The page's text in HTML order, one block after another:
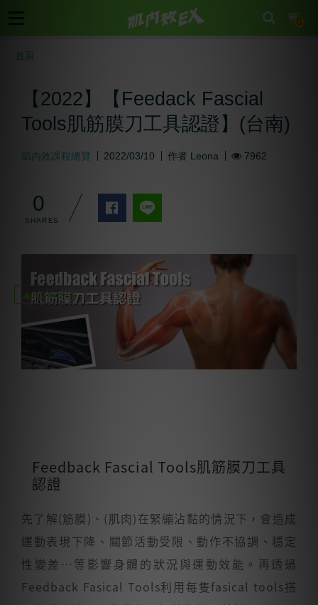
0
首頁
【2022】【Feedack Fascial
Tools肌筋膜刀工具認證】(台南)
肌內效課程總覽 2022/03/10 作者 Leona 7962
0
Feedback Fascial Tools肌筋膜刀工具
認證
先了解(筋膜)、(肌肉)在緊繃沾黏的情況下，會造成
運動表現下降、關節活動受限、動作不協調、穩定
性變差…等影響身體的狀況與運動效能。再透過
Feedback Fasical Tools利用每隻fasical tools搭
▲ 收合內容